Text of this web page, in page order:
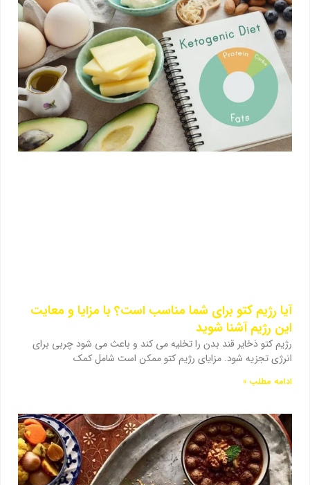
آیا رژیم کتو برای شما مناسب است؟ با مزایا و معایت
این رژیم آشنا شوید
رژیم کتو ذخایر قند بدن را تخلیه می کند و باعث می شود چربی برای
انرژی تجزیه شود. مزایای رژیم کتو ممکن است شامل کمک
ادامه مطلب »